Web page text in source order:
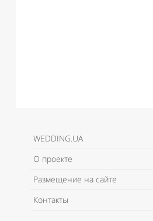
WEDDING.UA
О проекте
Размещение на сайте
Контакты